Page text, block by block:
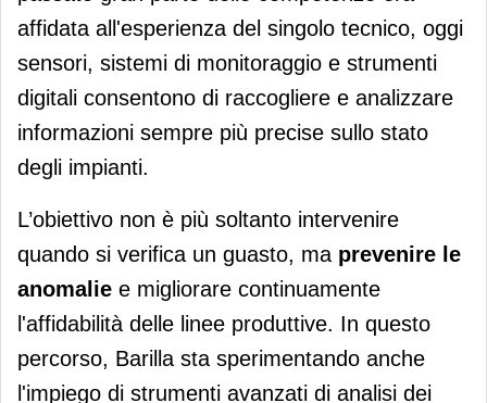
affidata all'esperienza del singolo tecnico, oggi
sensori, sistemi di monitoraggio e strumenti
digitali consentono di raccogliere e analizzare
informazioni sempre più precise sullo stato
degli impianti.
L’obiettivo non è più soltanto intervenire
quando si verifica un guasto, ma prevenire le
anomalie e migliorare continuamente
l'affidabilità delle linee produttive. In questo
percorso, Barilla sta sperimentando anche
l'impiego di strumenti avanzati di analisi dei